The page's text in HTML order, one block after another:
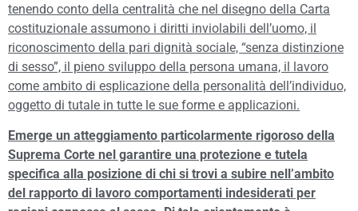
tenendo conto della centralità che nel disegno della Carta
costituzionale assumono i diritti inviolabili dell’uomo, il
riconoscimento della pari dignità sociale, “senza distinzione
di sesso”, il pieno sviluppo della persona umana, il lavoro
come ambito di esplicazione della personalità dell’individuo,
oggetto di tutale in tutte le sue forme e applicazioni.
Emerge un atteggiamento particolarmente rigoroso della
Suprema Corte nel garantire una protezione e tutela
specifica alla posizione di chi si trovi a subire nell’ambito
del rapporto di lavoro comportamenti indesiderati per